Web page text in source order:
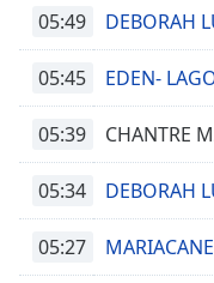
05:49 DEBORAH
05:45 EDEN-
05:39 CHANTRE
05:34 DEBORAH
05:27